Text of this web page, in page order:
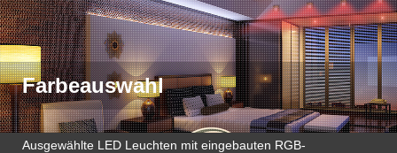
Farbeauswahl
Ausgewählte LED Leuchten mit eingebauten RGB-